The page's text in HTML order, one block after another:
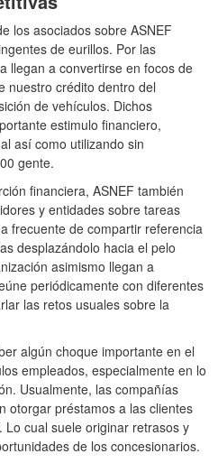
los asociados sobre ASNEF
de eurillos. Por las
llegan a convertirse en focos de
nuestro crédito dentro del
de vehículos. Dichos
estimulo financiero,
así­ como utilizando sin
gente.
financiera, ASNEF también
y entidades sobre tareas
frecuente de compartir referencia
desplazándolo hacia el pelo
asimismo llegan a
periódicamente con diferentes
las retos usuales sobre la
algún choque importante en el
empleados, especialmente en lo
Usualmente, las compañías
otorgar préstamos a las clientes
Lo cual suele originar retrasos y
de los concesionarios.